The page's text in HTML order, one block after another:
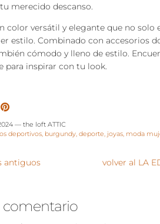
merecido descanso.
color versátil y elegante que no
estilo. Combinado con accesorios
cómodo y lleno de estilo.
para inspirar con tu look.
— the loft ATTIC
deportivos burgundy deporte joyas moda
antiguos volver al LA
comentario